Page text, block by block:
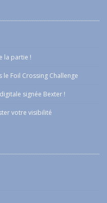
la partie !
le Foil Crossing Challenge
signée Bexter !
votre visibilité